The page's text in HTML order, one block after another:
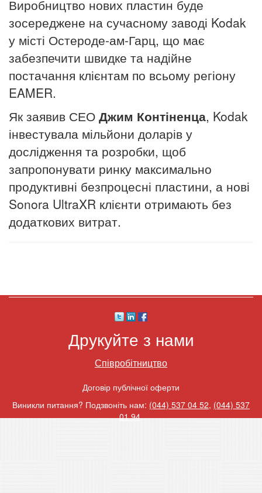
Виробництво нових пластин буде
зосереджене на сучасному заводі Kodak
у місті Остероде-ам-Гарц, що має
забезпечити швидке та надійне
постачання клієнтам по всьому регіону
EAMER.
Як заявив СЕО Джим Контіненца, Kodak
інвестувала мільйони доларів у
дослідження та розробки, щоб
запропонувати ринку максимально
продуктивні безпроцесні пластини, а нові
Sonora UltraXR клієнти отримають без
додаткових витрат.
Друкуйте з нами
Співробітництво
Договір публічної оферти
Виникли питання? Подзвоніть нам: (044) 537 04 52, (044) 537
01 94.